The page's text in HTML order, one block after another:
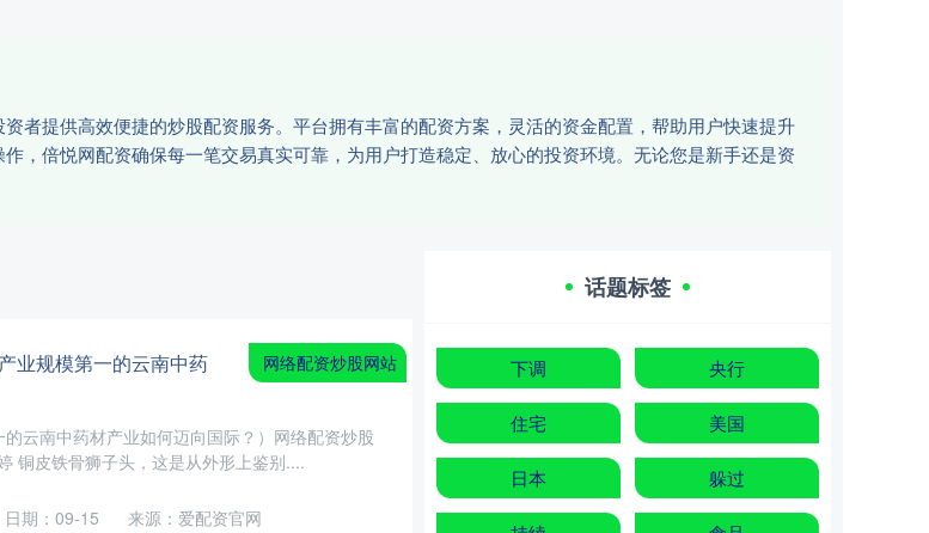
者提供高效便捷的炒股配资服务。平台拥有丰富的配资方案，灵活的资金配置，帮助用户快速提升
，倍悦网配资确保每一笔交易真实可靠，为用户打造稳定、放心的投资环境。无论您是新手还是资
业规模第一的云南中药
云南中药材产业如何迈向国际？）网络配资炒股
铜皮铁骨狮子头，这是从外形上鉴别....
网络配资炒股网站
日期：09-15 来源：爱配资官网
话题标签
下调 央行
住宅 美国
日本 躲过